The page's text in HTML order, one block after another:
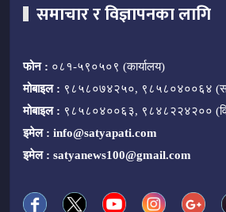
समाचार र विज्ञापनका लागि
फोन : ०८१-५९०५०९ (कार्यालय)
मोबाइल : ९८५८०७४२५०, ९८५८०४००६४
मोबाइल : ९८५८०४००६३, ९८४८२२४२००
इमेल : info@satyapati.com
इमेल : satyanews100@gmail.com